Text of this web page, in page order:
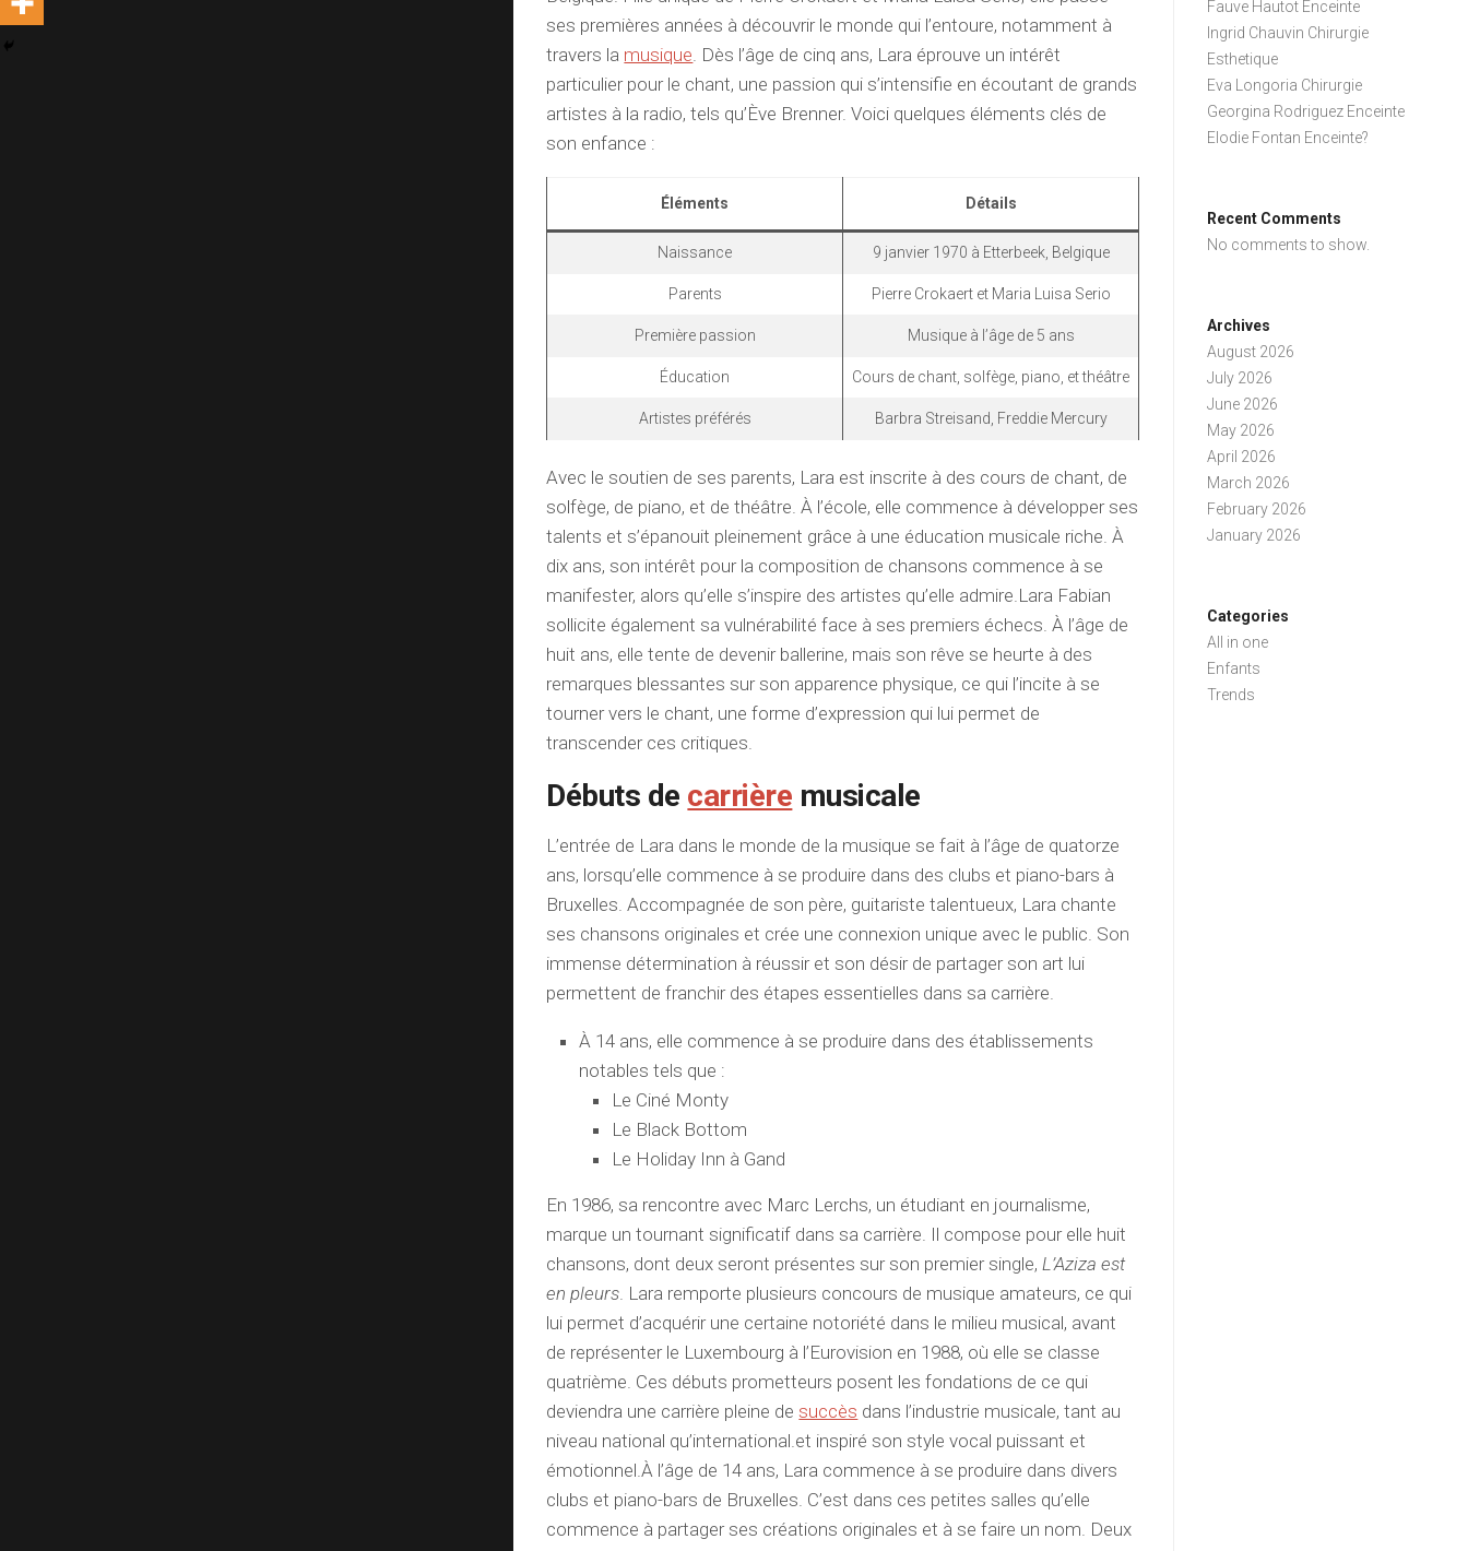
ses premières années à découvrir le monde qui l’entoure, notamment à
travers la musique. Dès l’âge de cinq ans, Lara éprouve un intérêt
particulier pour le chant, une passion qui s’intensifie en écoutant de grands
artistes à la radio, tels qu’Ève Brenner. Voici quelques éléments clés de
son enfance :
Éléments Détails
Naissance 9 janvier 1970 à Etterbeek, Belgique
Parents Pierre Crokaert et Maria Luisa Serio
Première passion Musique à l’âge de 5 ans
Éducation Cours de chant, solfège, piano, et théâtre
Artistes préférés Barbra Streisand, Freddie Mercury
Avec le soutien de ses parents, Lara est inscrite à des cours de chant, de
solfège, de piano, et de théâtre. À l’école, elle commence à développer ses
talents et s’épanouit pleinement grâce à une éducation musicale riche. À
dix ans, son intérêt pour la composition de chansons commence à se
manifester, alors qu’elle s’inspire des artistes qu’elle admire.Lara Fabian
sollicite également sa vulnérabilité face à ses premiers échecs. À l’âge de
huit ans, elle tente de devenir ballerine, mais son rêve se heurte à des
remarques blessantes sur son apparence physique, ce qui l’incite à se
tourner vers le chant, une forme d’expression qui lui permet de
transcender ces critiques.
Débuts de carrière musicale
L’entrée de Lara dans le monde de la musique se fait à l’âge de quatorze
ans, lorsqu’elle commence à se produire dans des clubs et piano-bars à
Bruxelles. Accompagnée de son père, guitariste talentueux, Lara chante
ses chansons originales et crée une connexion unique avec le public. Son
immense détermination à réussir et son désir de partager son art lui
permettent de franchir des étapes essentielles dans sa carrière.
À 14 ans, elle commence à se produire dans des établissements
notables tels que :
Le Ciné Monty
Le Black Bottom
Le Holiday Inn à Gand
En 1986, sa rencontre avec Marc Lerchs, un étudiant en journalisme,
marque un tournant significatif dans sa carrière. Il compose pour elle huit
chansons, dont deux seront présentes sur son premier single,L’Aziza est
en pleurs. Lara remporte plusieurs concours de musique amateurs, ce qui
lui permet d’acquérir une certaine notoriété dans le milieu musical, avant
de représenter le Luxembourg à l’Eurovision en 1988, où elle se classe
quatrième. Ces débuts prometteurs posent les fondations de ce qui
deviendra une carrière pleine desuccès dans l’industrie musicale, tant au
niveau national qu’international.et inspiré son style vocal puissant et
émotionnel.À l’âge de 14 ans, Lara commence à se produire dans divers
clubs et piano-bars de Bruxelles. C’est dans ces petites salles qu’elle
commence à partager ses créations originales et à se faire un nom. Deux
Fauve Hautot Enceinte
Ingrid Chauvin Chirurgie
Esthetique
Eva Longoria Chirurgie
Georgina Rodriguez Enceinte
Elodie Fontan Enceinte?
Recent Comments
No comments to show.
Archives
August 2026
July 2026
June 2026
May 2026
April 2026
March 2026
February 2026
January 2026
Categories
All in one
Enfants
Trends